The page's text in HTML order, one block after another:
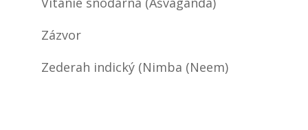
Zázvor
Zederah indický (Nimba (Neem)